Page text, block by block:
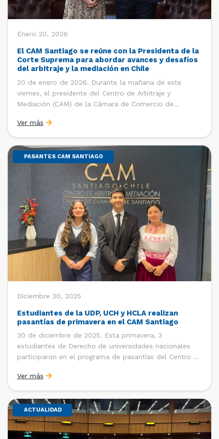
Enero 20, 2026
El CAM Santiago se reúne con la Presidenta de la
Corte Suprema para abordar avances y desafíos
del arbitraje y la mediación en Chile
20 de enero de 2026. Durante la mañana de este
viernes, el presidente del Centro de Arbitraje y
Mediación (CAM) de la Cámara de Comercio de
del CAM Santiago, Ximena Vial; y el gerente general de
la CCS, Carlos Soublette, sostuvieron un encuentro […]
Ver más
PASANTES CAM SANTIAGO
Diciembre 30, 2025
Estudiantes de la UDP, UCH y HCLA realizan
pasantías de primavera en el CAM Santiago
30 de diciembre de 2025. Esta primavera, 3
estudiantes de Derecho de universidades nacionales
participaron en el programa de pasantías del Centro de
de Santiago (CCS). Entre el 3 de noviembre y el 30 de
diciembre realizaron su pasantía Ingrid Ivania […]
Ver más
ACTUALIDAD